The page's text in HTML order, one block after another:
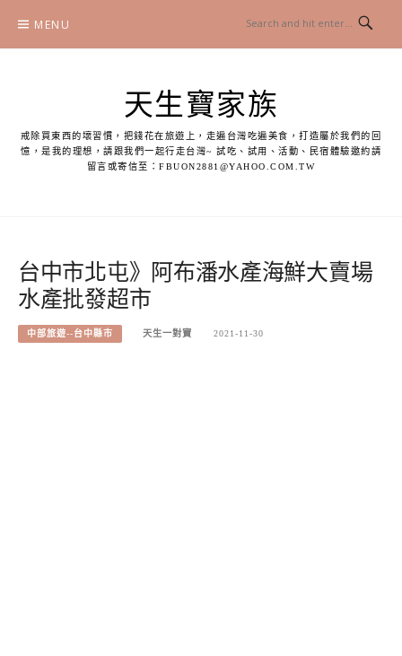
content
MENU
天生寶家族
戒除買東西的壞習慣，把錢花在旅遊上，走遍台灣吃遍美食，打造屬於我們的回
憶，是我的理想，請跟我們一起行走台灣~ 試吃、試用、活動、民宿體驗邀約請
留言或寄信至：FBUON2881@YAHOO.COM.TW
台中市北屯》阿布潘水產海鮮大賣場
水產批發超市
中部旅遊--台中縣市 天生一對寶 2021-11-30